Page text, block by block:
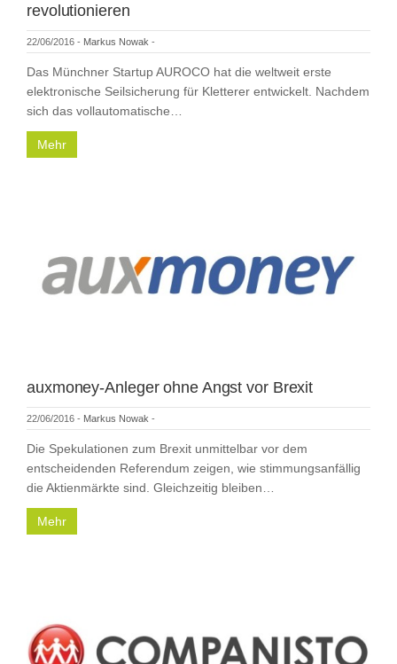
revolutionieren
22/06/2016 - Markus Nowak -
Das Münchner Startup AUROCO hat die weltweit erste
elektronische Seilsicherung für Kletterer entwickelt. Nachdem
sich das vollautomatische…
Mehr
auxmoney-Anleger ohne Angst vor Brexit
22/06/2016 - Markus Nowak -
Die Spekulationen zum Brexit unmittelbar vor dem
entscheidenden Referendum zeigen, wie stimmungsanfällig
die Aktienmärkte sind. Gleichzeitig bleiben…
Mehr